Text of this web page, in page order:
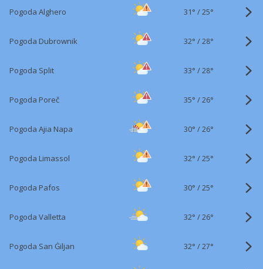
Pogoda Alghero 31° /25°
Pogoda Dubrownik 32° /28°
Pogoda Split 33° /28°
Pogoda Poreč 35° /26°
Pogoda Ajia Napa 30° /26°
Pogoda Limassol 32° /25°
Pogoda Pafos 30° /25°
Pogoda Valletta 32° /26°
Pogoda San Ġiljan 32° /27°